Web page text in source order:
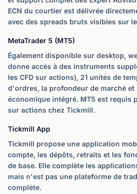
ECN du courtier est délivrée
avec des spreads bruts visibles sur
MetaTrader 5 (MT5)
Également disponible sur desktop,
donne accès à des instruments
les CFD sur actions), 21 unités de
d'ordres, la profondeur de marché et
économique intégré. MT5 est requis
sur actions chez Tickmill.
Tickmill App
Tickmill propose une application
compte, les dépôts, retraits et les
de base. Elle complète les
mais n'est pas une plateforme de
complète.